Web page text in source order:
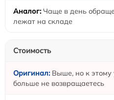
Чаще в день
лежат на складе
Стоимость
Выше, но к этому
больше не возвращаетесь